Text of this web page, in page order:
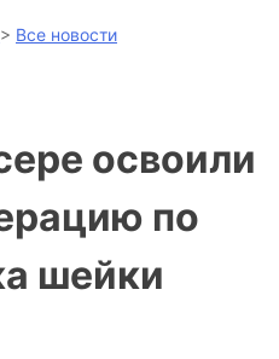
> Все новости
освоили
по
шейки